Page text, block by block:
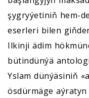
şygryýetiniň hem-
eserleri bilen
Ilkinji ädim
bütindünýä
Yslam dünýäsiniň
ösdürmäge